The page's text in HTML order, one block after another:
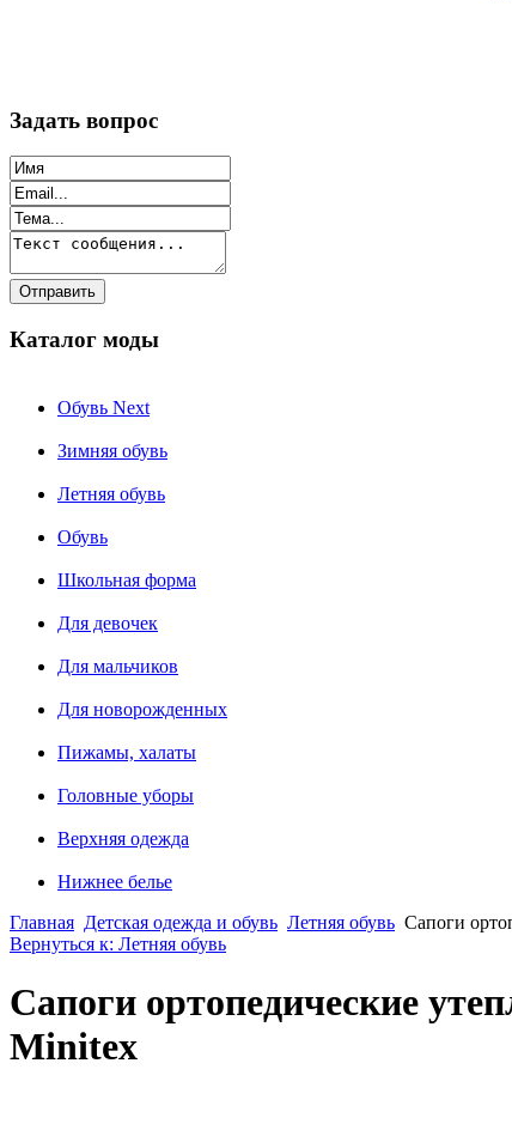
Задать вопрос
Каталог моды
Обувь Next
Зимняя обувь
Летняя обувь
Обувь
Школьная форма
Для девочек
Для мальчиков
Для новорожденных
Пижамы, халаты
Головные уборы
Верхняя одежда
Нижнее белье
Главная Детская одежда и обувь Летняя обувь Сапоги
Вернуться к: Летняя обувь
Сапоги ортопедические
Minitex